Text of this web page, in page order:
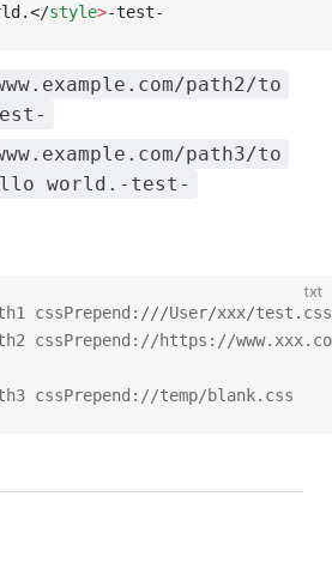
style>-test-
path2/to
path3/to
world.-test-
txt
cssPrepend:///User/xxx/test.css
cssPrepend://https://
cssPrepend://temp/blank.css